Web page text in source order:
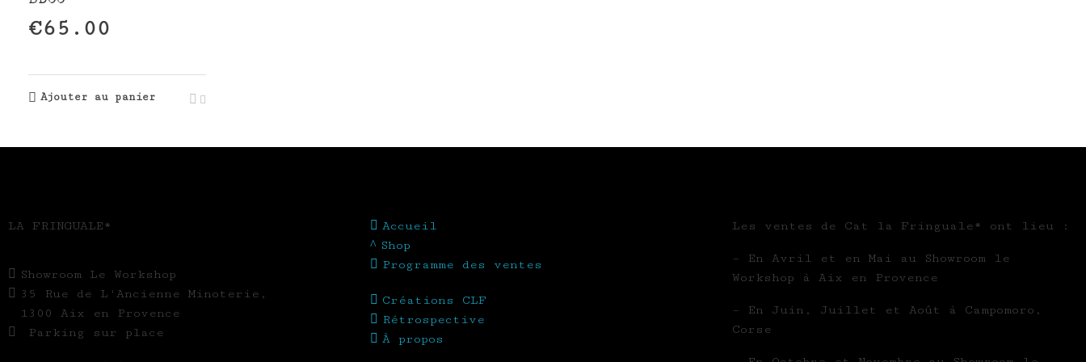
€65.00
Ajouter au panier
LA FRINGUALE*
Showroom Le Workshop
35 Rue de L'Ancienne Minoterie,
1300 Aix en Provence
Parking sur place
Accueil
Shop
Programme des ventes
Créations CLF
Rétrospective
À propos
Les ventes de Cat la Fringuale* ont lieu :
– En Avril et en Mai au Showroom le
Workshop à Aix en Provence
– En Juin, Juillet et Août à Campomoro,
Corse